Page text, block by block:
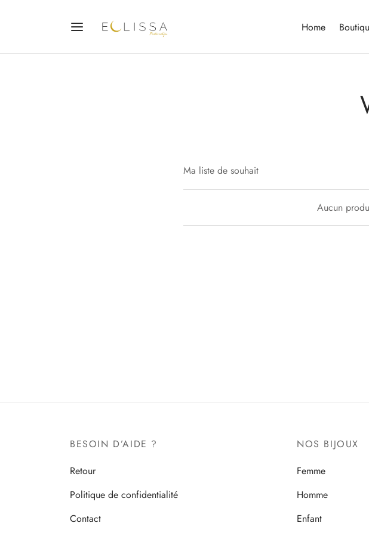
Home
Ma liste de souhait
Aucun
BESOIN D’AIDE ?
Retour
Politique de confidentialité
Contact
NOS BIJOUX
Femme
Homme
Enfant